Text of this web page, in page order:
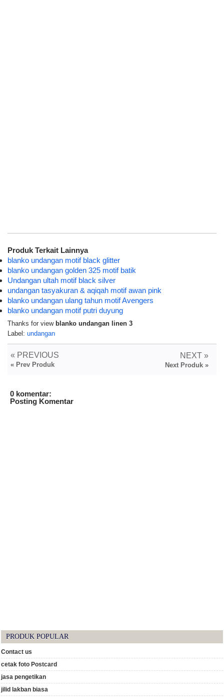
Produk Terkait Lainnya
blanko undangan motif black glitter
blanko undangan golden 325 motif batik
Undangan ultah motif black silver
undangan tasyakuran & aqiqah motif awan pink
blanko undangan ulang tahun motif Avengers
blanko undangan motif putri duyung
Thanks for view blanko undangan linen 3
Label: undangan
« PREVIOUS
« Prev Produk
NEXT »
Next Produk »
0 komentar:
Posting Komentar
PRODUK POPULAR
Contact us
cetak foto Postcard
jasa pengetikan
jilid lakban biasa